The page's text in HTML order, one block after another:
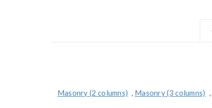
Masonry (2 columns) , Masonry (3 columns) ,